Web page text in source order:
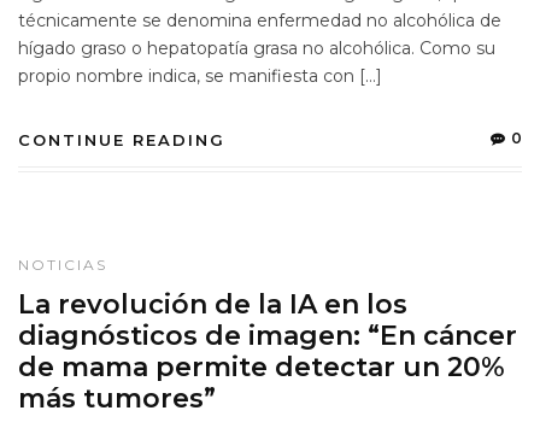
técnicamente se denomina enfermedad no alcohólica de
hígado graso o hepatopatía grasa no alcohólica. Como su
propio nombre indica, se manifiesta con […]
CONTINUE READING 0
NOTICIAS
La revolución de la IA en los
diagnósticos de imagen: “En cáncer
de mama permite detectar un 20%
más tumores”